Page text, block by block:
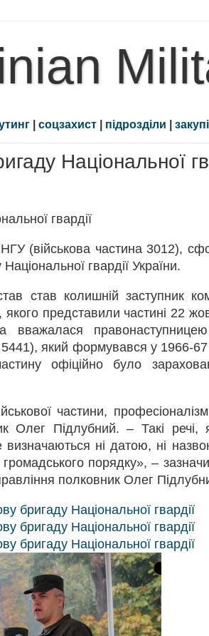
| соцзахист | підрозділи |
Національної
(військова частина 3012),
гвардії України.
став колишній заступник
представили частині 22
вважалася правонаступницею
5441), який формувався у 1966-
офіційно було
частини,
Олег Підлубний. – Такі речі,
визначаються ні датою, ні
порядку», –
полковник Олег